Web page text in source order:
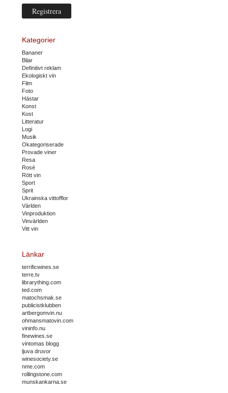
Kategorier
Bananer
Bilar
Definitivt reklam
Ekologiskt vin
Film
Foto
Hästar
Konst
Kost
Litteratur
Logi
Musik
Okategoriserade
Provade viner
Resa
Rosé
Rött vin
Sport
Sprit
Ukrainska vittofflor
Världen
Vinproduktion
Vinvärlden
Vitt vin
Länkar
terrificwines.se
terre.tv
librarything.com
ted.com
matochsmak.se
publicistklubben
artbergomvin.nu
ohmansmatovin.com
vininfo.nu
finewines.se
vintomas blogg
ljuva druvor
winesociety.se
nme.com
rollingstone.com
munskankarna.se